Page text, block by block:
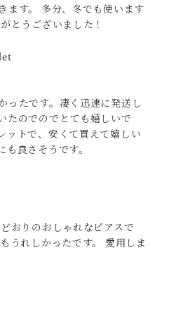
ます。 多分、冬でも使います
とうございました！
ったです。凄く迅速に発送し
たのでのでとても嬉しいで
ットで、安くて買えて嬉しい
良さそうです。
おりのおしゃれなピアスで
うれしかったです。 愛用しま